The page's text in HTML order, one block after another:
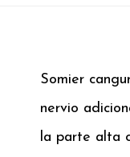
Somier
nervio
la parte alta